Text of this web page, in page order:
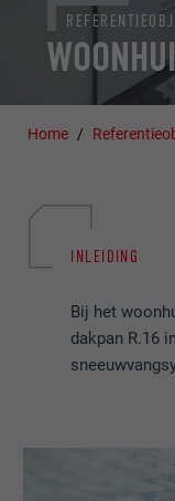
Home
INLEIDING
Bij het
dakpan R.16